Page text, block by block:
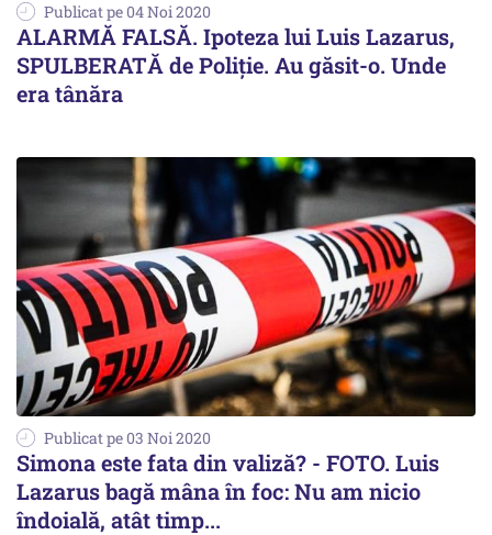
Publicat pe 04 Noi 2020
ALARMĂ FALSĂ. Ipoteza lui Luis Lazarus,
SPULBERATĂ de Poliție. Au găsit-o. Unde
era tânăra
Publicat pe 03 Noi 2020
Simona este fata din valiză? - FOTO. Luis
Lazarus bagă mâna în foc: Nu am nicio
îndoială, atât timp...